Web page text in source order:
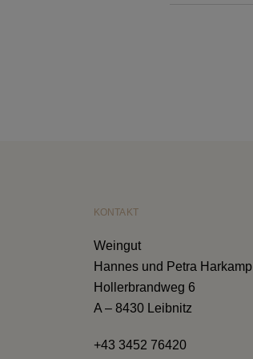
KONTAKT
Weingut
Hannes und Petra Harkamp
Hollerbrandweg 6
A – 8430 Leibnitz
+43 3452 76420